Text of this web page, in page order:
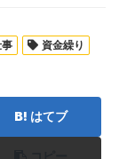
資金繰り
はてブ